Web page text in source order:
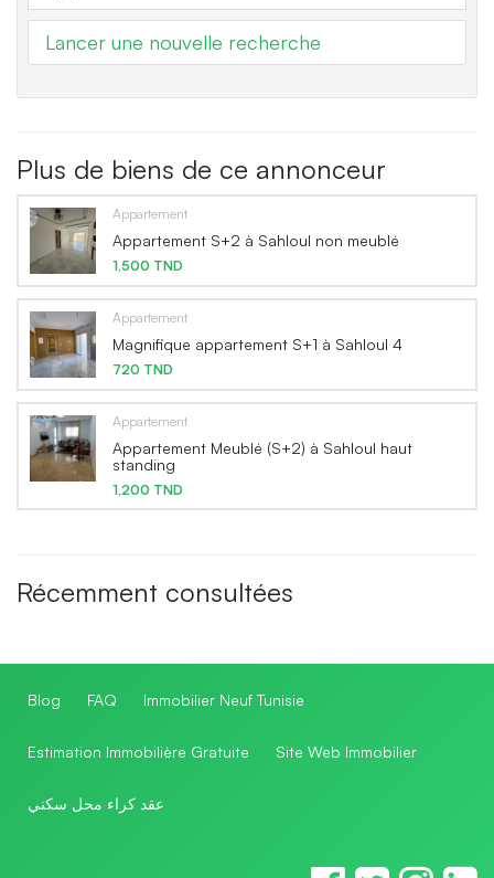
Lancer une nouvelle recherche
Plus de biens de ce annonceur
Appartement
Appartement S+2 à Sahloul non meublé
1,500 TND
Appartement
Magnifique appartement S+1 à Sahloul 4
720 TND
Appartement
Appartement Meublé (S+2) à Sahloul haut
standing
1,200 TND
Récemment consultées
Blog FAQ Immobilier Neuf Tunisie
Estimation Immobilière Gratuite Site Web Immobilier
عقد كراء محل سكني